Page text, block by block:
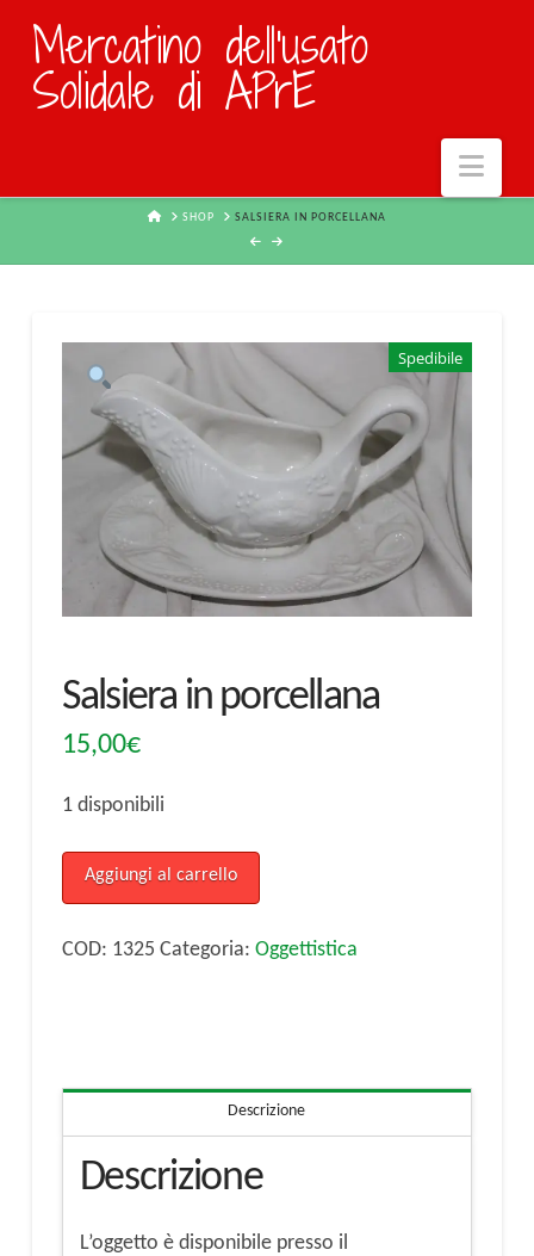
Mercatino dell'usato
Solidale di APrE
HOMESHOP SALSIERA IN PORCELLANA
Spedibile
Salsiera in porcellana
15,00€
1 disponibili
Salsiera
in
porcellana
Aggiungi al carrello
COD: 1325 Categoria: Oggettistica
Descrizione
Descrizione
L’oggetto è disponibile presso il